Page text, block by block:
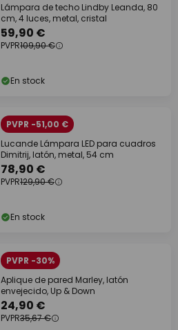
Lámpara de techo Lindby Leanda, 80
cm, 4 luces, metal, cristal
59,90 €
PVPR109,90 €
En stock
PVPR -51,00 €
Lucande Lámpara LED para cuadros
Dimitrij, latón, metal, 54 cm
78,90 €
PVPR129,90 €
En stock
PVPR -30%
Aplique de pared Marley, latón
envejecido, Up & Down
24,90 €
PVPR35,67 €